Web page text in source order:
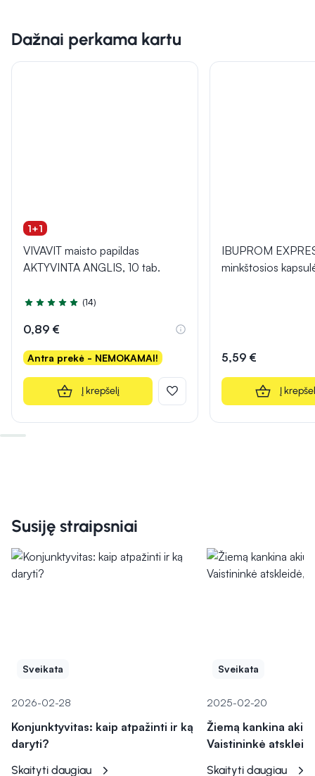
Dažnai perkama kartu
1+1
VIVAVIT maisto papildas
AKTYVINTA ANGLIS, 10 tab.
Įvertinimas 5.0 iš 5
(14)
0,89 €
Antra prekė - NEMOKAMAI!
Į krepšelį
IBUPROM
minkštosios
5,59 €
Į
Susiję straipsniai
Sveikata
2026-02-28
Konjunktyvitas: kaip atpažinti ir ką
daryti?
Skaityti daugiau
Sveikata
2025-02-20
Žiemą kankina akių
Vaistininkė
Skaityti daugiau